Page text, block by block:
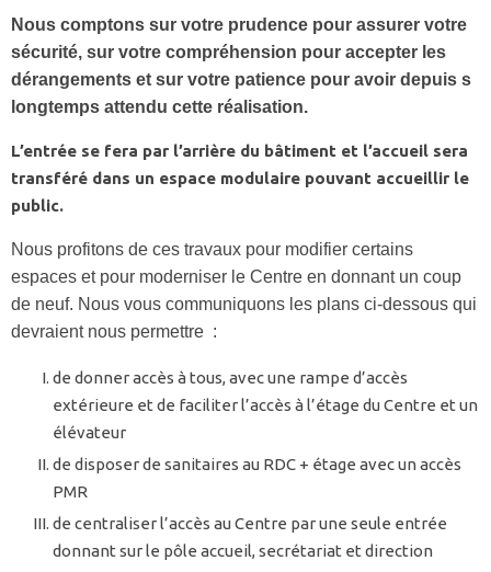
Nous comptons sur votre prudence pour assurer votre
sécurité, sur votre compréhension pour accepter les
dérangements et sur votre patience pour avoir depuis s
longtemps attendu cette réalisation.
L’entrée se fera par l’arrière du bâtiment et l’accueil sera
transféré dans un espace modulaire pouvant accueillir le
public.
Nous profitons de ces travaux pour modifier certains
espaces et pour moderniser le Centre en donnant un coup
de neuf. Nous vous communiquons les plans ci-dessous qui
devraient nous permettre :
de donner accès à tous, avec une rampe d’accès
extérieure et de faciliter l’accès à l’étage du Centre et un
élévateur
de disposer de sanitaires au RDC + étage avec un accès
PMR
de centraliser l’accès au Centre par une seule entrée
donnant sur le pôle accueil, secrétariat et direction